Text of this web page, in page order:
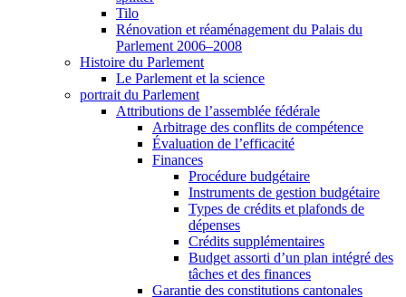
Tilo
Rénovation et réaménagement du Palais du
Parlement 2006–2008
Histoire du Parlement
Le Parlement et la science
portrait du Parlement
Attributions de l’assemblée fédérale
Arbitrage des conflits de compétence
Évaluation de l’efficacité
Finances
Procédure budgétaire
Instruments de gestion budgétaire
Types de crédits et plafonds de
dépenses
Crédits supplémentaires
Budget assorti d’un plan intégré des
tâches et des finances
Garantie des constitutions cantonales